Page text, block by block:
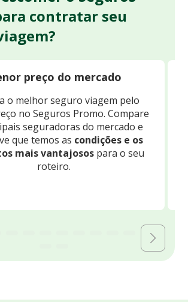
contratar seu
preço do mercado
o melhor seguro viagem pelo
no Seguros Promo. Compare
seguradoras do mercado e
que temos as condições e os
mais vantajosospara o seu
roteiro.